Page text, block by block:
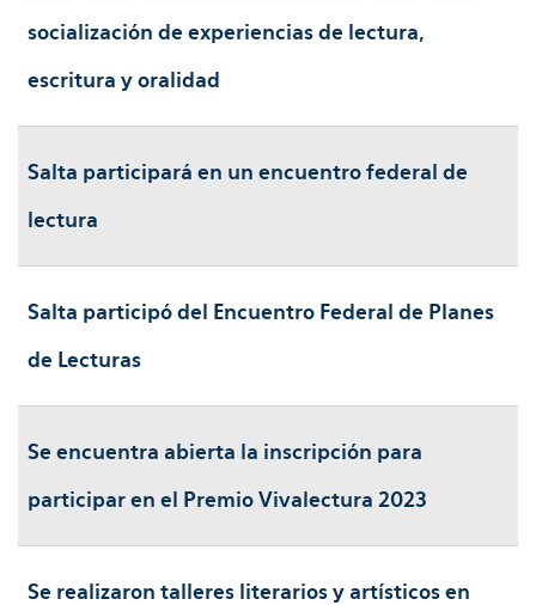
socialización de experiencias de lectura,
escritura y oralidad
Salta participará en un encuentro federal de
lectura
Salta participó del Encuentro Federal de Planes
de Lecturas
Se encuentra abierta la inscripción para
participar en el Premio Vivalectura 2023
Se realizaron talleres literarios y artísticos en